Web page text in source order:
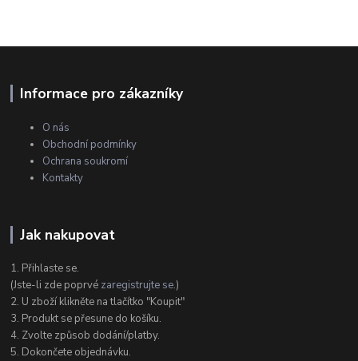
Informace pro zákazníky
O nás
Obchodní podmínky
Ochrana soukromí
Kontakty
Jak nakupovat
1. Přihlaste se.
(Jste-li zde poprvé zaregistrujte se.)
2. U zboží klikněte na tlačítko "Koupit"
3. Produkt se přesune do košíku.
4. Zvolte způsob dodání/platby.
5. Dokončete objednávku.